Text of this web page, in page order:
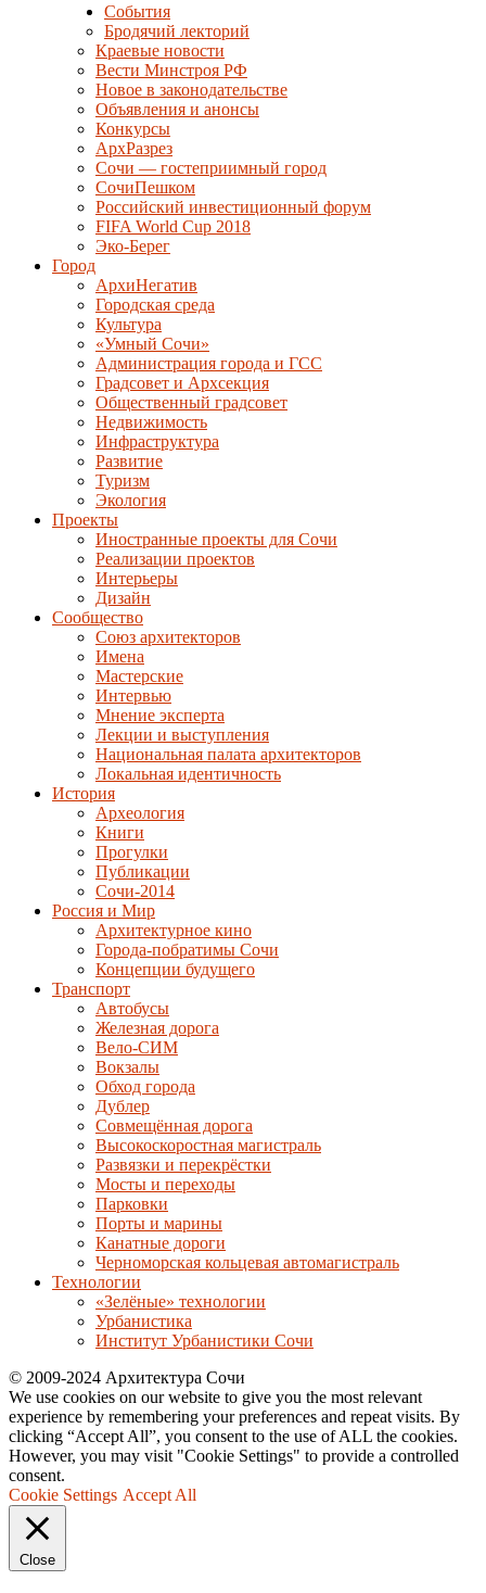
События
Бродячий лекторий
Краевые новости
Вести Минстроя РФ
Новое в законодательстве
Объявления и анонсы
Конкурсы
АрхРазрез
Сочи — гостеприимный город
СочиПешком
Российский инвестиционный форум
FIFA World Cup 2018
Эко-Берег
Город
АрхиНегатив
Городская среда
Культура
«Умный Сочи»
Администрация города и ГСС
Градсовет и Архсекция
Общественный градсовет
Недвижимость
Инфраструктура
Развитие
Туризм
Экология
Проекты
Иностранные проекты для Сочи
Реализации проектов
Интерьеры
Дизайн
Сообщество
Союз архитекторов
Имена
Мастерские
Интервью
Мнение эксперта
Лекции и выступления
Национальная палата архитекторов
Локальная идентичность
История
Археология
Книги
Прогулки
Публикации
Сочи-2014
Россия и Мир
Архитектурное кино
Города-побратимы Сочи
Концепции будущего
Транспорт
Автобусы
Железная дорога
Вело-СИМ
Вокзалы
Обход города
Дублер
Совмещённая дорога
Высокоскоростная магистраль
Развязки и перекрёстки
Мосты и переходы
Парковки
Порты и марины
Канатные дороги
Черноморская кольцевая автомагистраль
Технологии
«Зелёные» технологии
Урбанистика
Институт Урбанистики Сочи
© 2009-2024 Архитектура Сочи
We use cookies on our website to give you the most relevant
experience by remembering your preferences and repeat visits. By
clicking “Accept All”, you consent to the use of ALL the cookies.
However, you may visit "Cookie Settings" to provide a controlled
consent.
Cookie Settings Accept All
Close